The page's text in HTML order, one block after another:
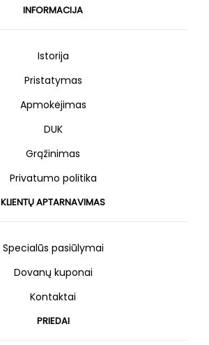
INFORMACIJA
Istorija
Pristatymas
Apmokėjimas
DUK
Grąžinimas
Privatumo politika
KLIENTŲ APTARNAVIMAS
Specialūs pasiūlymai
Dovanų kuponai
Kontaktai
PRIEDAI